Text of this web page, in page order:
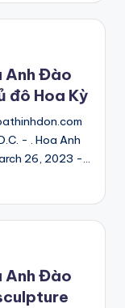
Anh Đào
đô Hoa Kỳ
- . Hoa Anh
26, 2023 -…
Anh Đào